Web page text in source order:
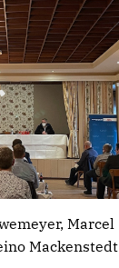
Marcel
Mackenstedt